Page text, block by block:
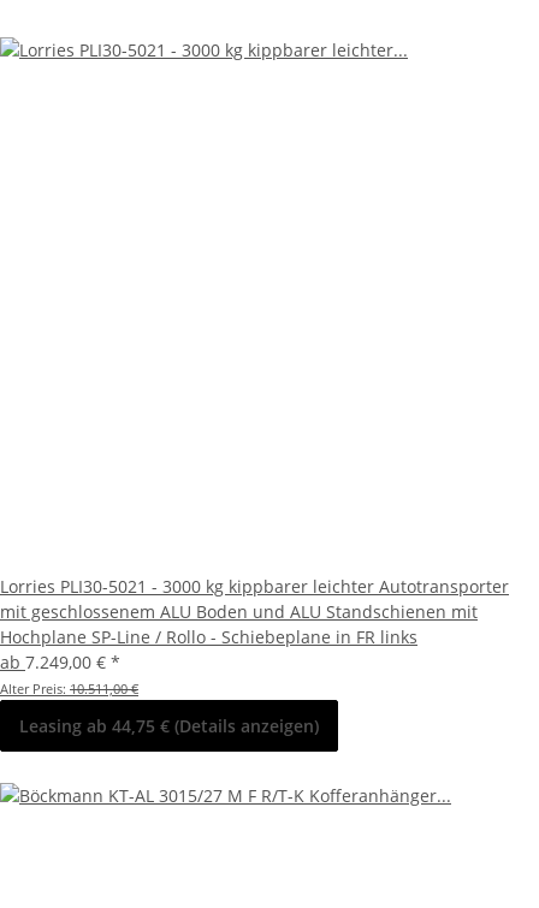
Lorries PLI30-5021 - 3000 kg kippbarer leichter Autotransporter
mit geschlossenem ALU Boden und ALU Standschienen mit
Hochplane SP-Line / Rollo - Schiebeplane in FR links
ab 7.249,00 € *
Alter Preis: 10.511,00 €
Leasing ab 44,75 € (Details anzeigen)